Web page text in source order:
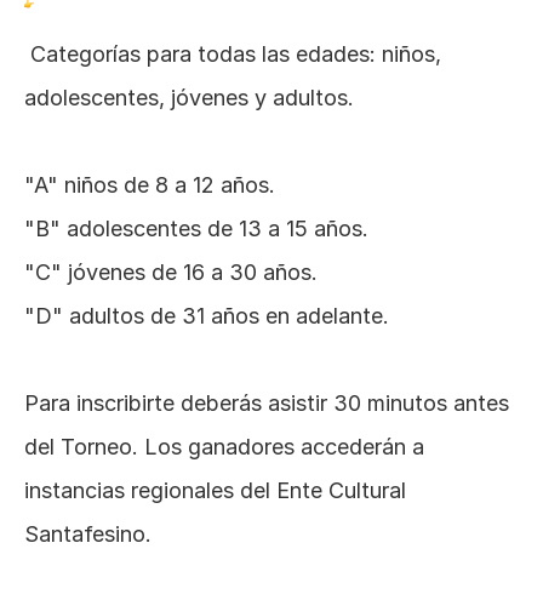
adolescentes, jóvenes y adultos.
"A" niños de 8 a 12 años.
"B" adolescentes de 13 a 15 años.
"C" jóvenes de 16 a 30 años.
"D" adultos de 31 años en adelante.
Para inscribirte deberás asistir 30 minutos antes
del Torneo. Los ganadores accederán a
instancias regionales del Ente Cultural
Santafesino.